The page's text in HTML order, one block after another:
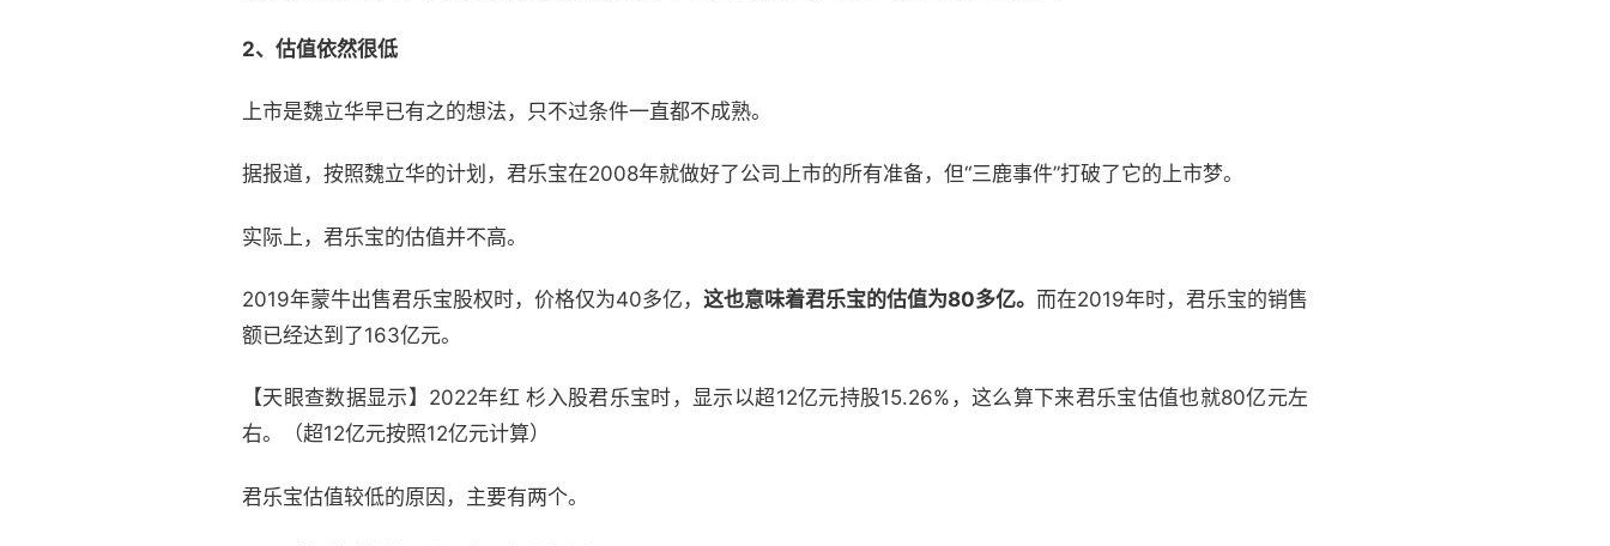
2、估值依然很低
上市是魏立华早已有之的想法，只不过条件一直都不成熟。
据报道，按照魏立华的计划，君乐宝在2008年就做好了公司上市的所有准备，但“三鹿事件”打破了它的上市梦。
实际上，君乐宝的估值并不高。
2019年蒙牛出售君乐宝股权时，价格仅为40多亿， 这也意味着君乐宝的估值为80多亿。 而在2019年时，君乐宝的销售
额已经达到了163亿元。
【天眼查数据显示】2022年红 杉入股君乐宝时，显示以超12亿元持股15.26%，这么算下来君乐宝估值也就80亿元左
右。（超12亿元按照12亿元计算）
君乐宝估值较低的原因，主要有两个。